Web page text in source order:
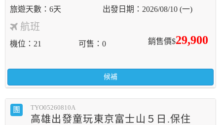
6天 2026/08/10 (一)
航班
銷售價$29,900
機位 21 可售 0
候補
團 TYO05260810A
高雄出發童玩東京富士山５日.保住